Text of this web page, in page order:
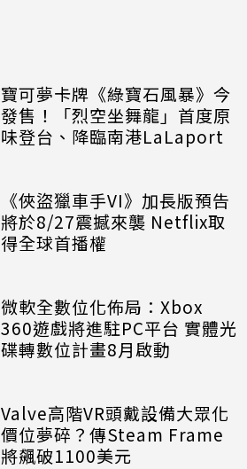
寶可夢卡牌《綠寶石風暴》今
發售！「烈空坐舞龍」首度原
味登台、降臨南港LaLaport
《俠盜獵車手VI》加長版預告
將於8/27震撼來襲 Netflix取
得全球首播權
微軟全數位化佈局：Xbox
360遊戲將進駐PC平台 實體光
碟轉數位計畫8月啟動
Valve高階VR頭戴設備大眾化
價位夢碎？傳Steam Frame
將飆破1100美元